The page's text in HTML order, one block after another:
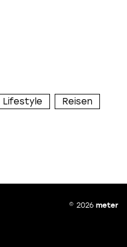
Lifestyle Reisen
© 2026 meter